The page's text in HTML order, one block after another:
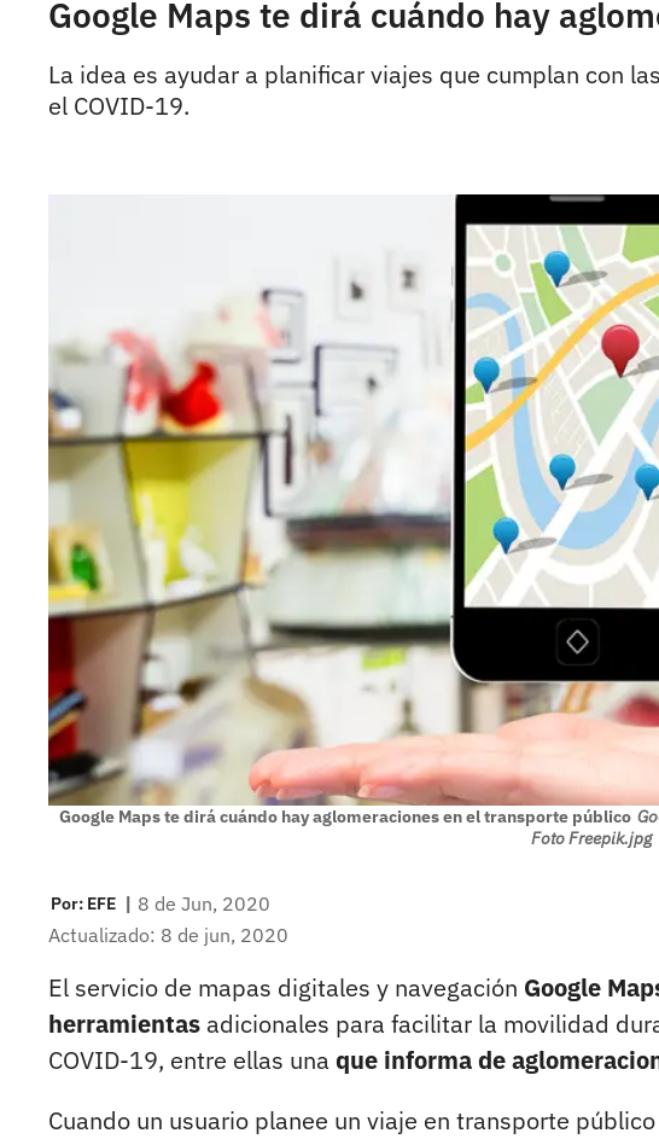
Google Maps te dirá cuándo hay
La idea es ayudar a planificar viajes que cumplan con
el COVID-19.
Google Maps te dirá cuándo hay aglomeraciones en el transporte público
Foto Freepik.jpg
Por: EFE | 8 de Jun, 2020
Actualizado: 8 de jun, 2020
El servicio de mapas digitales y navegación Google
herramientas adicionales para facilitar la movilidad
COVID-19, entre ellas una que informa de
Cuando un usuario planee un viaje en transporte